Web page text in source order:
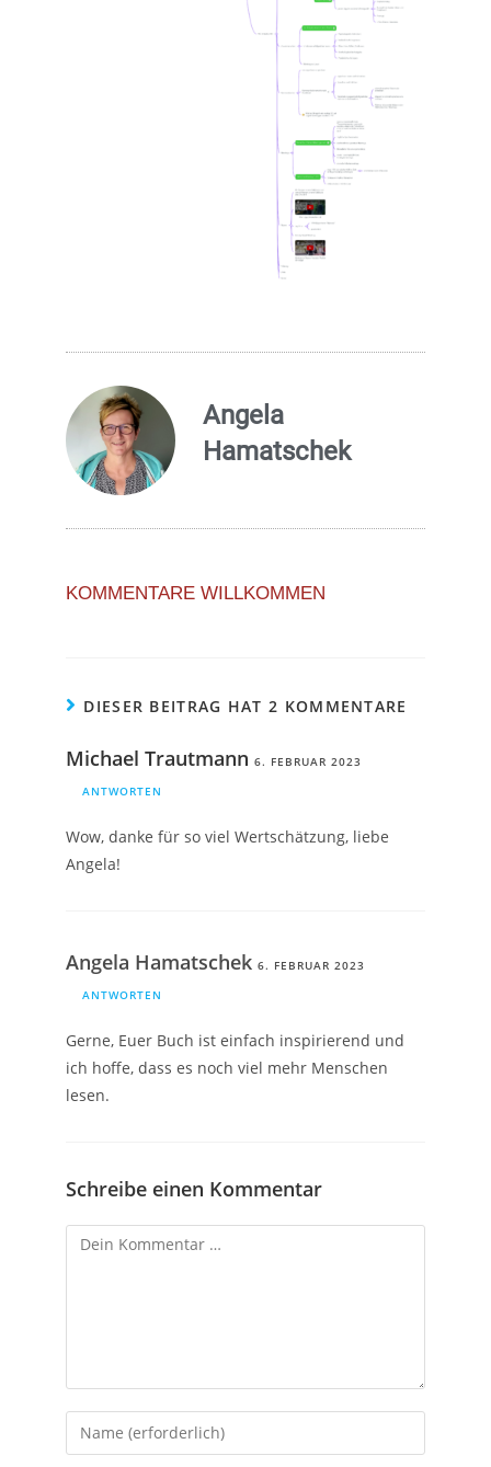
Angela
Hamatschek
KOMMENTARE WILLKOMMEN
DIESER BEITRAG HAT 2 KOMMENTARE
Michael Trautmann 6. FEBRUAR 2023
ANTWORTEN
Wow, danke für so viel Wertschätzung, liebe
Angela!
Angela Hamatschek 6. FEBRUAR 2023
ANTWORTEN
Gerne, Euer Buch ist einfach inspirierend und
ich hoffe, dass es noch viel mehr Menschen
lesen.
Schreibe einen Kommentar